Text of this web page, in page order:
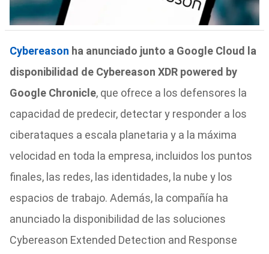
Cybereason ha anunciado junto a Google Cloud la
disponibilidad de Cybereason XDR powered by
Google Chronicle, que ofrece a los defensores la
capacidad de predecir, detectar y responder a los
ciberataques a escala planetaria y a la máxima
velocidad en toda la empresa, incluidos los puntos
finales, las redes, las identidades, la nube y los
espacios de trabajo. Además, la compañía ha
anunciado la disponibilidad de las soluciones
Cybereason Extended Detection and Response